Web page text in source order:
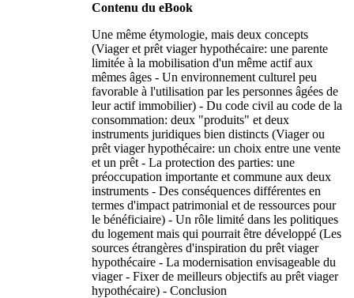
Contenu du eBook
Une même étymologie, mais deux concepts
(Viager et prêt viager hypothécaire: une parente
limitée à la mobilisation d'un même actif aux
mêmes âges - Un environnement culturel peu
favorable à l'utilisation par les personnes âgées de
leur actif immobilier) - Du code civil au code de la
consommation: deux "produits" et deux
instruments juridiques bien distincts (Viager ou
prêt viager hypothécaire: un choix entre une vente
et un prêt - La protection des parties: une
préoccupation importante et commune aux deux
instruments - Des conséquences différentes en
termes d'impact patrimonial et de ressources pour
le bénéficiaire) - Un rôle limité dans les politiques
du logement mais qui pourrait être développé (Les
sources étrangères d'inspiration du prêt viager
hypothécaire - La modernisation envisageable du
viager - Fixer de meilleurs objectifs au prêt viager
hypothécaire) - Conclusion